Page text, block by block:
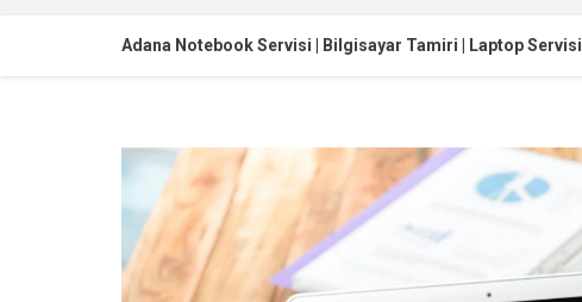
Adana Notebook Servisi | Bilgisayar Tamiri | Laptop Servisi